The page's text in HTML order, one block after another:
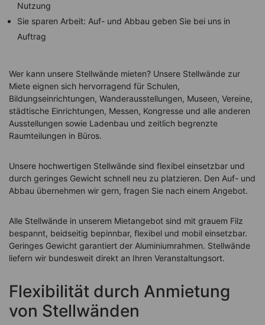
Nutzung
Sie sparen Arbeit: Auf- und Abbau geben Sie bei uns in
Auftrag
Wer kann unsere Stellwände mieten? Unsere Stellwände zur
Miete eignen sich hervorragend für Schulen,
Bildungseinrichtungen, Wanderausstellungen, Museen, Vereine,
städtische Einrichtungen, Messen, Kongresse und alle anderen
Ausstellungen sowie Ladenbau und zeitlich begrenzte
Raumteilungen in Büros.
Unsere hochwertigen Stellwände sind flexibel einsetzbar und
durch geringes Gewicht schnell neu zu platzieren. Den Auf- und
Abbau übernehmen wir gern, fragen Sie nach einem Angebot.
Alle Stellwände in unserem Mietangebot sind mit grauem Filz
bespannt, beidseitig bepinnbar, flexibel und mobil einsetzbar.
Geringes Gewicht garantiert der Aluminiumrahmen. Stellwände
liefern wir bundesweit direkt an Ihren Veranstaltungsort.
Flexibilität durch Anmietung
von Stellwänden